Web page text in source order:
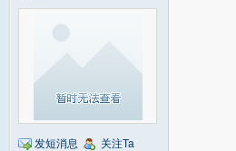
发短消息 关注Ta